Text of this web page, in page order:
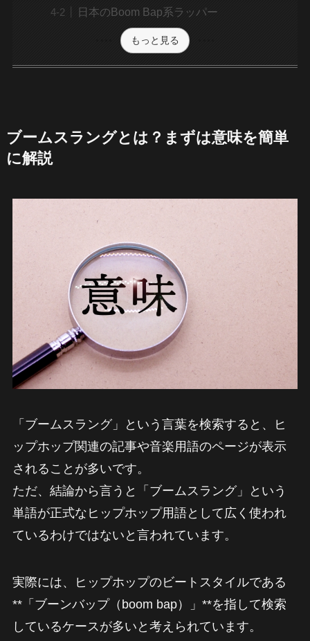
日本のBoom Bap系ラッパー
もっと見る
ブームスラングとは？まずは意味を簡単
に解説
「ブームスラング」という言葉を検索すると、ヒ
ップホップ関連の記事や音楽用語のページが表示
されることが多いです。
ただ、結論から言うと「ブームスラング」という
単語が正式なヒップホップ用語として広く使われ
ているわけではないと言われています。
実際には、ヒップホップのビートスタイルである
**「ブーンバップ（boom bap）」**を指して検索
しているケースが多いと考えられています。